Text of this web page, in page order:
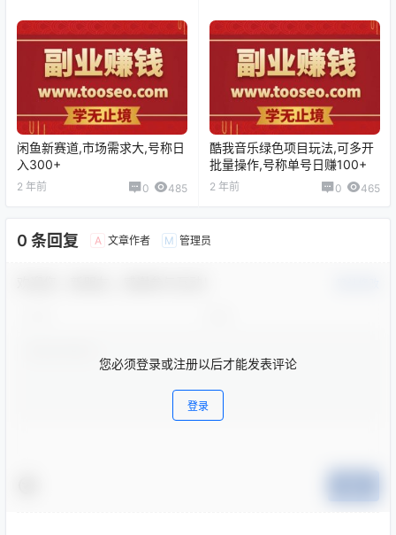
闲鱼新赛道,市场需求大,号称日
入300+
2 年前 0 485
酷我音乐绿色项目玩法,可多开
批量操作,号称单号日赚100+
2 年前 0 465
0 条回复 A 文章作者 M 管理员
您必须登录或注册以后才能发表评论
登录